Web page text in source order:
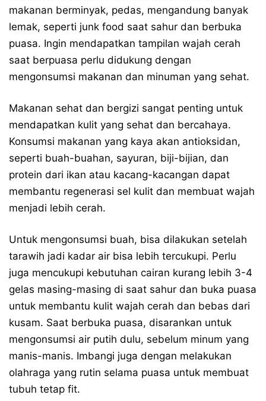
makanan berminyak, pedas, mengandung banyak
lemak, seperti junk food saat sahur dan berbuka
puasa. Ingin mendapatkan tampilan wajah cerah
saat berpuasa perlu didukung dengan
mengonsumsi makanan dan minuman yang sehat.
Makanan sehat dan bergizi sangat penting untuk
mendapatkan kulit yang sehat dan bercahaya.
Konsumsi makanan yang kaya akan antioksidan,
seperti buah-buahan, sayuran, biji-bijian, dan
protein dari ikan atau kacang-kacangan dapat
membantu regenerasi sel kulit dan membuat wajah
menjadi lebih cerah.
Untuk mengonsumsi buah, bisa dilakukan setelah
tarawih jadi kadar air bisa lebih tercukupi. Perlu
juga mencukupi kebutuhan cairan kurang lebih 3-4
gelas masing-masing di saat sahur dan buka puasa
untuk membantu kulit wajah cerah dan bebas dari
kusam. Saat berbuka puasa, disarankan untuk
mengonsumsi air putih dulu, sebelum minum yang
manis-manis. Imbangi juga dengan melakukan
olahraga yang rutin selama puasa untuk membuat
tubuh tetap fit.